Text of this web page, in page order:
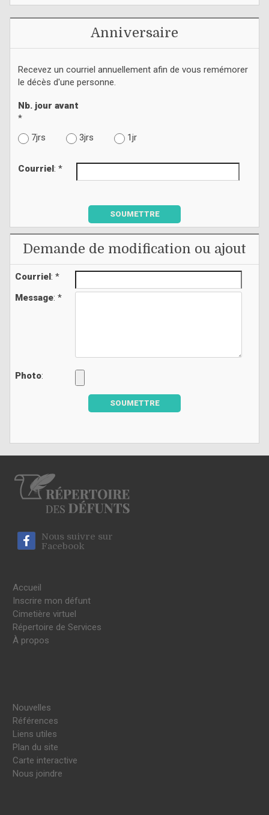
Anniversaire
Recevez un courriel annuellement afin de vous remémorer
le décès d'une personne.
Nb. jour avant
*
7jrs
3jrs 1jr
Courriel : *
SOUMETTRE
Demande de modification ou ajout
Courriel: *
Message: *
Photo:
SOUMETTRE
Nous suivre sur
Facebook
Accueil
Inscrire mon défunt
Cimetière virtuel
Répertoire de Services
À propos
Nouvelles
Références
Liens utiles
Plan du site
Carte interactive
Nous joindre